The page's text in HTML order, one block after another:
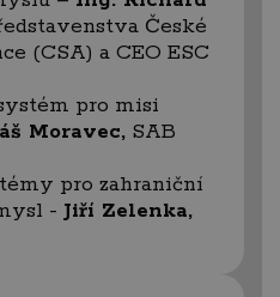
České
(CSA) a CEO ESC
pro misi
Moravec, SAB
pro zahraniční
- Jiří Zelenka,